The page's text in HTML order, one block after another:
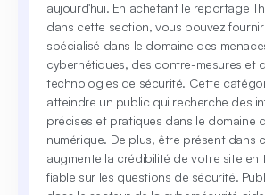
aujourd'hui. En achetant le reportage
dans cette section, vous pouvez
spécialisé dans le domaine des
cybernétiques, des contre-mesures et
technologies de sécurité. Cette
atteindre un public qui recherche des
précises et pratiques dans le domaine
numérique. De plus, être présent dans
augmente la crédibilité de votre site en
fiable sur les questions de sécurité.